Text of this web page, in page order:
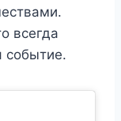
всегда
событие.